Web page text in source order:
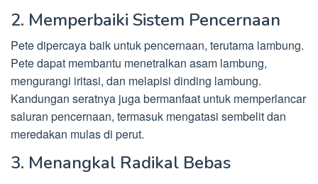
2. Memperbaiki Sistem Pencernaan
Pete dipercaya baik untuk pencernaan, terutama lambung.
Pete dapat membantu menetralkan asam lambung,
mengurangi iritasi, dan melapisi dinding lambung.
Kandungan seratnya juga bermanfaat untuk memperlancar
saluran pencernaan, termasuk mengatasi sembelit dan
meredakan mulas di perut.
3. Menangkal Radikal Bebas